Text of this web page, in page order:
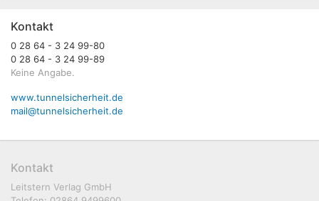
Kontakt
0 28 64 - 3 24 99-80
0 28 64 - 3 24 99-89
Keine Angabe.
www.tunnelsicherheit.de
mail@tunnelsicherheit.de
Kontakt
Leitstern Verlag GmbH